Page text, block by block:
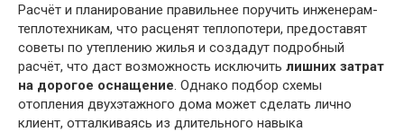
Расчёт и планирование правильнее поручить инженерам-
теплотехникам, что расценят теплопотери, предоставят
советы по утеплению жилья и создадут подробный
расчёт, что даст возможность исключить лишних затрат
на дорогое оснащение . Однако подбор схемы
отопления двухэтажного дома может сделать лично
клиент, отталкиваясь из длительного навыка